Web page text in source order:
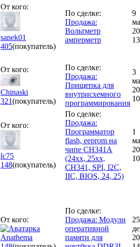
От кого:
sanek01
405(покупатель)
По сделке:
Продажа:
Вольтметр
амперметр
9
От кого:
Chinaski
321(покупатель)
По сделке:
Продажа:
Прищепка для
внутрисхемного
программирования
3
От кого:
lc75
148(покупатель)
По сделке:
Продажа:
Программатор
flash, eeprom на
чипе CH341A
(24xx, 25xx,
CH341, SPI, I2C,
IIC, BIOS, 24, 25)
1
От кого:
Anathema
По сделке:
Продажа: Модули
оперативной
памяти для
25